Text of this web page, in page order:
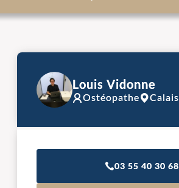
Louis Vidonne
Ostéopathe Calais
03 55 40 30 68